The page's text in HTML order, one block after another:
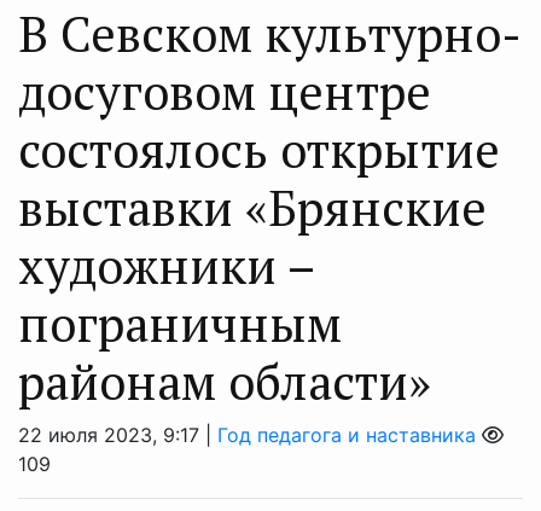
В Севском культурно-
досуговом центре
состоялось открытие
выставки «Брянские
художники –
пограничным
районам области»
22 июля 2023, 9:17 | Год педагога и наставника
109